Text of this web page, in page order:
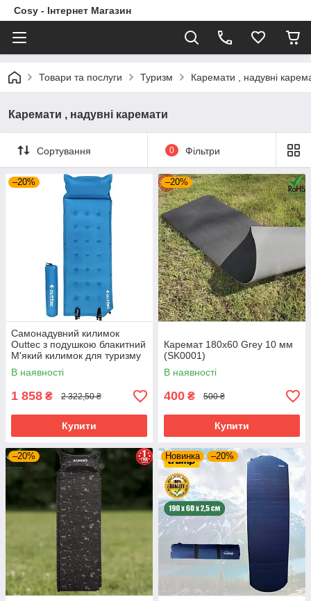
Cosy - Інтернет Магазин
Товари та послуги Туризм Каремати , надувні
Каремати , надувні каремати
Сортування 0 Фільтри
–20%
Самонадувний килимок
Outtec з подушкою блакитний
М'який килимок для туризму
кемпінгу походу відпочинку у
дворі
В наявності
1 858 ₴ 2 322,50 ₴
Купити
–20%
Каремат 180х60 Grey 10 мм
(SK0001)
В наявності
400 ₴ 500 ₴
Купити
–20% Новинка –20%